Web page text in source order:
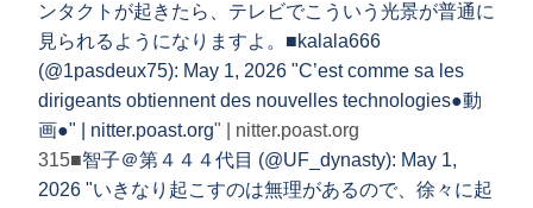
ンタクトが起きたら、テレビでこういう光景が普通に
見られるようになりますよ。■kalala666
(@1pasdeux75): May 1, 2026 "C’est comme sa les
dirigeants obtiennent des nouvelles technologies●動
画●" | nitter.poast.org" | nitter.poast.org
315■智子＠第４４４代目 (@UF_dynasty): May 1,
2026 "いきなり起こすのは無理があるので、徐々に起